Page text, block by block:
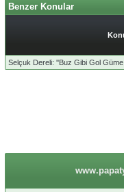
Benzer Konular
Selçuk Dereli: ''Buz Gibi Gol